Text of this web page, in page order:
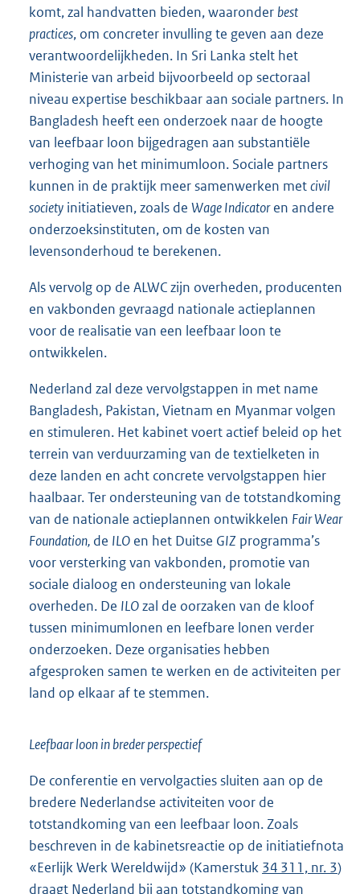
komt, zal handvatten bieden, waaronderbest
practices, om concreter invulling te geven aan deze
verantwoordelijkheden. In Sri Lanka stelt het
Ministerie van arbeid bijvoorbeeld op sectoraal
niveau expertise beschikbaar aan sociale partners. In
Bangladesh heeft een onderzoek naar de hoogte
van leefbaar loon bijgedragen aan substantiële
verhoging van het minimumloon. Sociale partners
kunnen in de praktijk meer samenwerken metcivil
society initiatieven, zoals de Wage Indicatoren andere
onderzoeksinstituten, om de kosten van
levensonderhoud te berekenen.
Als vervolg op de ALWC zijn overheden, producenten
en vakbonden gevraagd nationale actieplannen
voor de realisatie van een leefbaar loon te
ontwikkelen.
Nederland zal deze vervolgstappen in met name
Bangladesh, Pakistan, Vietnam en Myanmar volgen
en stimuleren. Het kabinet voert actief beleid op het
terrein van verduurzaming van de textielketen in
deze landen en acht concrete vervolgstappen hier
haalbaar. Ter ondersteuning van de totstandkoming
van de nationale actieplannen ontwikkelen Fair Wear
Foundation, de ILO en het Duitse GIZ programma’s
voor versterking van vakbonden, promotie van
sociale dialoog en ondersteuning van lokale
overheden. De ILOzal de oorzaken van de kloof
tussen minimumlonen en leefbare lonen verder
onderzoeken. Deze organisaties hebben
afgesproken samen te werken en de activiteiten per
land op elkaar af te stemmen.
Leefbaar loon in breder perspectief
De conferentie en vervolgacties sluiten aan op de
bredere Nederlandse activiteiten voor de
totstandkoming van een leefbaar loon. Zoals
beschreven in de kabinetsreactie op de initiatiefnota
«Eerlijk Werk Wereldwijd» (Kamerstuk 34 311, nr. 3)
draagt Nederland bij aan totstandkoming van